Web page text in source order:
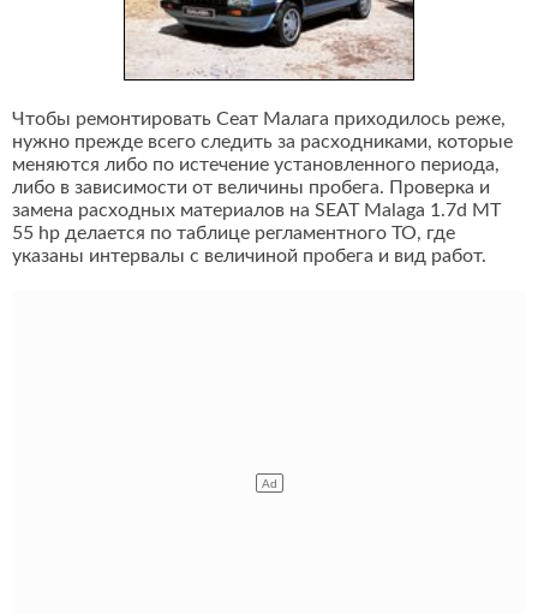
Чтобы ремонтировать Сеат Малага приходилось реже,
нужно прежде всего следить за расходниками, которые
меняются либо по истечение установленного периода,
либо в зависимости от величины пробега. Проверка и
замена расходных материалов на SEAT Malaga 1.7d MT
55 hp делается по таблице регламентного ТО, где
указаны интервалы с величиной пробега и вид работ.